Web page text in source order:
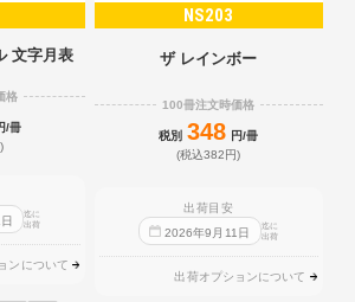
文字月表
格
/冊
日
迄に
出荷
ンについて
NS203
ザ レインボー
100冊注文時価格
税別 348 円/冊
(税込382円)
出荷目安
2026年9 月 11 日
迄に
出荷
出荷オプションについて